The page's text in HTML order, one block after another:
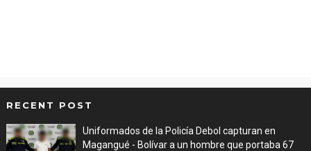
RECENT POST
Uniformados de la Policía Debol capturan en
Magangué - Bolívar a un hombre que portaba 67